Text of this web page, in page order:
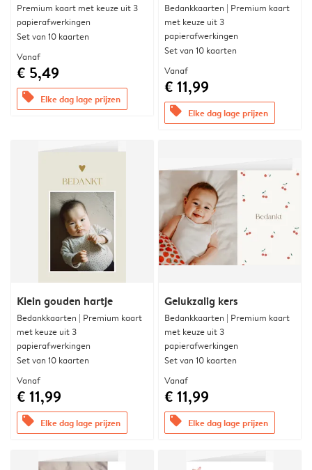
Premium kaart met keuze uit 3
papierafwerkingen
Set van 10 kaarten
Vanaf
€ 5,49
offers Elke dag lage prijzen
Bedankkaarten | Premium kaart
met keuze uit 3
papierafwerkingen
Set van 10 kaarten
Vanaf
€ 11,99
offers Elke dag lage prijzen
Klein gouden hartje
Bedankkaarten | Premium kaart
met keuze uit 3
papierafwerkingen
Set van 10 kaarten
Vanaf
€ 11,99
offers Elke dag lage prijzen
Gelukzalig kers
Bedankkaarten | Premium kaart
met keuze uit 3
papierafwerkingen
Set van 10 kaarten
Vanaf
€ 11,99
offers Elke dag lage prijzen